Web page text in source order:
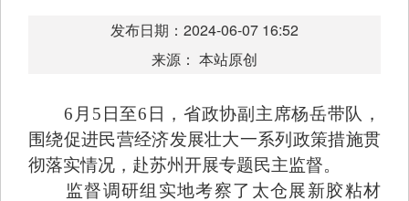
发布日期：2024-06-07 16:52
来源： 本站原创
6月5日至6日，省政协副主席杨岳带队，
围绕促进民营经济发展壮大一系列政策措施贯
彻落实情况，赴苏州开展专题民主监督。
监督调研组实地考察了太仓展新胶粘材